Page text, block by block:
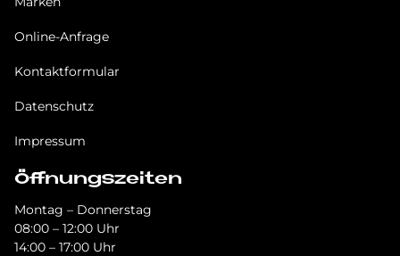
Online-Anfrage
Kontaktformular
Datenschutz
Impressum
Öffnungszeiten
Montag – Donnerstag
08:00 – 12:00 Uhr
14:00 – 17:00 Uhr